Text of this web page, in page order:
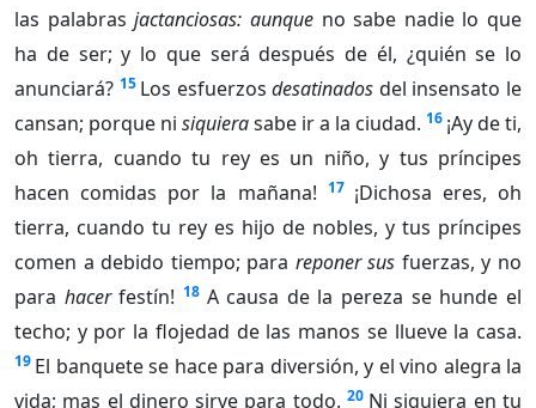
las palabrasjactanciosas: aunqueno sabe nadie lo que
ha de ser; y lo que será después de él, ¿quién se lo
anunciará? 15 Los esfuerzosdesatinados del insensato le
cansan; porque ni siquierasabe ir a la ciudad. 16 ¡Ay de ti,
oh tierra, cuando tu rey es un niño, y tus príncipes
hacen comidas por la mañana! 17 ¡Dichosa eres, oh
tierra, cuando tu rey es hijo de nobles, y tus príncipes
comen a debido tiempo; para reponer sus fuerzas, y no
para hacerfestín! 18 A causa de la pereza se hunde el
techo; y por la flojedad de las manos se llueve la casa.
19 El banquete se hace para diversión, y el vino alegra la
vida; mas el dinero sirve para todo. 20 Ni siquiera en tu